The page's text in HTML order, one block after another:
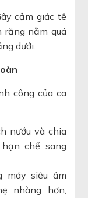
cảm giác tê
răng nằm quá
dưới.
công của ca
nướu và chia
chế sang
máy siêu âm
nhàng hơn,